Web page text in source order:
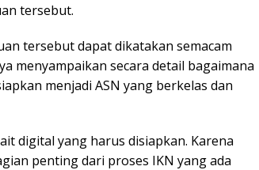
tersebut.
tersebut dapat dikatakan semacam
menyampaikan secara detail bagaimana
menjadi ASN yang berkelas dan
digital yang harus disiapkan. Karena
penting dari proses IKN yang ada